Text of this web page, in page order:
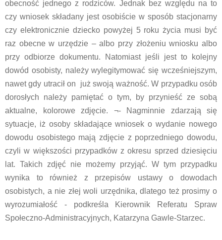
obecność jednego z rodziców. Jednak bez względu na to
czy wniosek składany jest osobiście w sposób stacjonarny
czy elektronicznie dziecko powyżej 5 roku życia musi być
raz obecne w urzędzie – albo przy złożeniu wniosku albo
przy odbiorze dokumentu. Natomiast jeśli jest to kolejny
dowód osobisty, należy wylegitymować się wcześniejszym,
nawet gdy utracił on już swoją ważność. W przypadku osób
dorosłych należy pamiętać o tym, by przynieść ze sobą
aktualne, kolorowe zdjęcie. ¬- Nagminnie zdarzają się
sytuacje, iż osoby składające wniosek o wydanie nowego
dowodu osobistego mają zdjęcie z poprzedniego dowodu,
czyli w większości przypadków z okresu sprzed dziesięciu
lat. Takich zdjęć nie możemy przyjąć. W tym przypadku
wynika to również z przepisów ustawy o dowodach
osobistych, a nie złej woli urzędnika, dlatego też prosimy o
wyrozumiałość - podkreśla Kierownik Referatu Spraw
Społeczno-Administracyjnych, Katarzyna Gawle-Starzec.